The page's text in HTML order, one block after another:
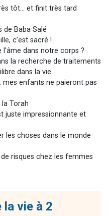
tôt… et finit très tard
de Baba Salé
c’est sacré !
dans notre corps ?
la recherche de traitements
dans la vie
mes enfants ne paieront pas
Torah
juste impressionnante et
les choses dans le monde
risques chez les femmes
la vie à 2